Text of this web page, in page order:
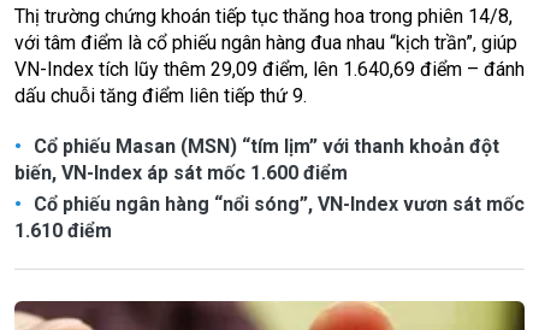
Thị trường chứng khoán tiếp tục thăng hoa trong phiên 14/8,
với tâm điểm là cổ phiếu ngân hàng đua nhau “kịch trần”, giúp
VN-Index tích lũy thêm 29,09 điểm, lên 1.640,69 điểm – đánh
dấu chuỗi tăng điểm liên tiếp thứ 9.
Cổ phiếu Masan (MSN) “tím lịm” với thanh khoản đột
biến, VN-Index áp sát mốc 1.600 điểm
Cổ phiếu ngân hàng “nổi sóng”, VN-Index vươn sát mốc
1.610 điểm